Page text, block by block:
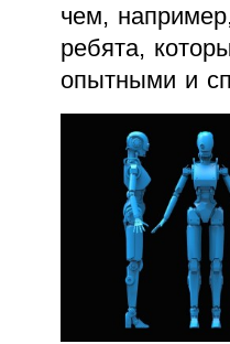
чем,
ребята,
опытными и